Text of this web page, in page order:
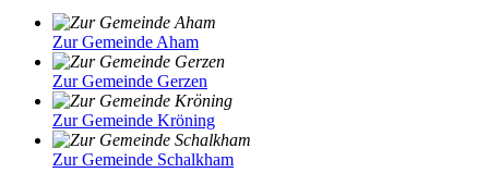
Zur Gemeinde Aham
Zur Gemeinde Gerzen
Zur Gemeinde Kröning
Zur Gemeinde Schalkham